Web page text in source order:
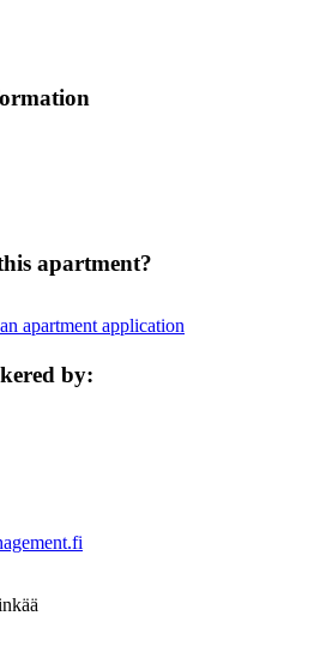
apartment?
apartment application
by: